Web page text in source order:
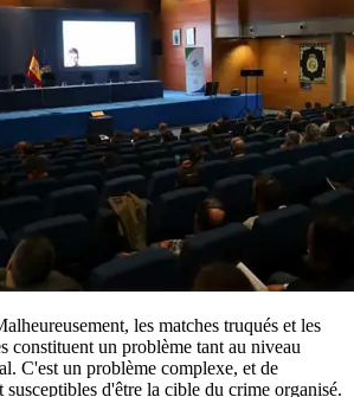
les matches truqués et les
constituent un problème tant au niveau
C'est un problème complexe, et de
d'être la cible du crime organisé.